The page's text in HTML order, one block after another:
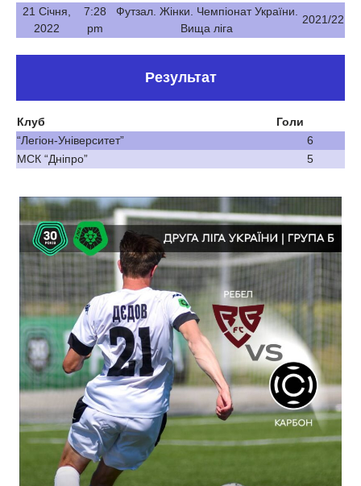
21 Січня,
2022
7:28
pm
Футзал. Жінки. Чемпіонат України.
Вища ліга
2021/22
Результат
Клуб
Голи
“Легіон-Університет”
6
МСК “Дніпро”
5